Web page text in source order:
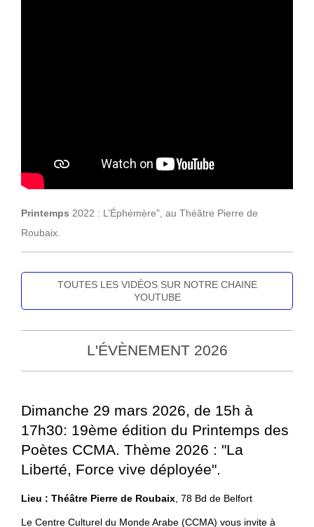
Printemps 2022 : L’Éphémère", au Théâtre Pierre de
Roubaix.
TOUTES LES VIDÉOS SUR NOTRE CHAINE
YOUTUBE
L'ÉVÈNEMENT 2026
Dimanche 29 mars 2026, de 15h à
17h30: 19ème édition du Printemps des
Poètes CCMA. Thème 2026 : "La
Liberté, Force vive déployée".
Lieu : Théâtre Pierre de Roubaix, 78 Bd de Belfort
Le Centre Culturel du Monde Arabe (CCMA) vous invite à